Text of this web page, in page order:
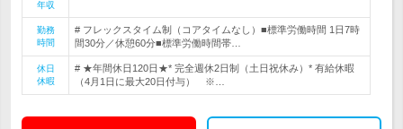
年収
勤務
時間
# フレックスタイム制（コアタイムなし）■標準労働時間 1日7時
間30分／休憩60分■標準労働時間帯…
休日
休暇
# ★年間休日120日★* 完全週休2日制（土日祝休み）* 有給休暇
（4月1日に最大20日付与） ※…